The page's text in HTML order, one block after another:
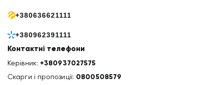
+380636621111
+380962391111
Контактні телефони
Керівник: +380937027575
Скарги і пропозиції: 0800508579